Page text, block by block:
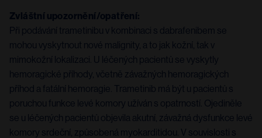
Zvláštní upozornění/opatření:
Při podávání trametinibu v kombinaci s dabrafenibem se
mohou vyskytnout nové malignity, a to jak kožní, tak v
mimokožní lokalizaci. U léčených pacientů se vyskytly
hemoragické příhody, včetně závažných hemoragických
příhod a fatální hemoragie. Trametinib má být u pacientů s
poruchou funkce levé komory užíván s opatrností. Ojediněle
se u léčených pacientů objevila akutní, závažná dysfunkce levé
komory srdeční, způsobená myokarditidou. V souvislosti s